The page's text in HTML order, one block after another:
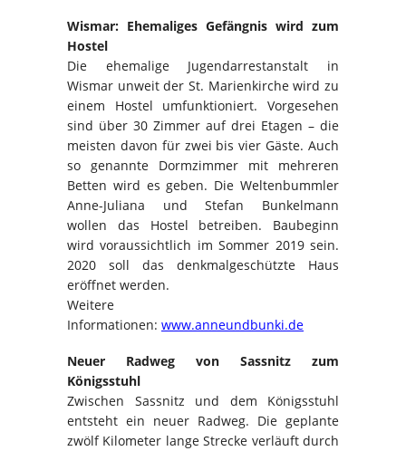
Wismar: Ehemaliges Gefängnis wird zum
Hostel
Die ehemalige Jugendarrestanstalt in
Wismar unweit der St. Marienkirche wird zu
einem Hostel umfunktioniert. Vorgesehen
sind über 30 Zimmer auf drei Etagen – die
meisten davon für zwei bis vier Gäste. Auch
so genannte Dormzimmer mit mehreren
Betten wird es geben. Die Weltenbummler
Anne-Juliana und Stefan Bunkelmann
wollen das Hostel betreiben. Baubeginn
wird voraussichtlich im Sommer 2019 sein.
2020 soll das denkmalgeschützte Haus
eröffnet werden.
Weitere
Informationen: www.anneundbunki.de
Neuer Radweg von Sassnitz zum
Königsstuhl
Zwischen Sassnitz und dem Königsstuhl
entsteht ein neuer Radweg. Die geplante
zwölf Kilometer lange Strecke verläuft durch